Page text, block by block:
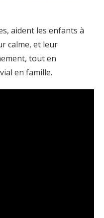
aident les enfants à
calme, et leur
tout en
en famille.